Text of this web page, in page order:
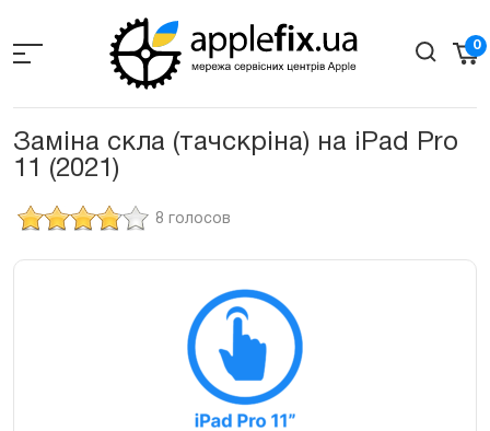
the
0
Заміна скла (тачскріна) на iPad Pro
11 (2021)
8 голосов